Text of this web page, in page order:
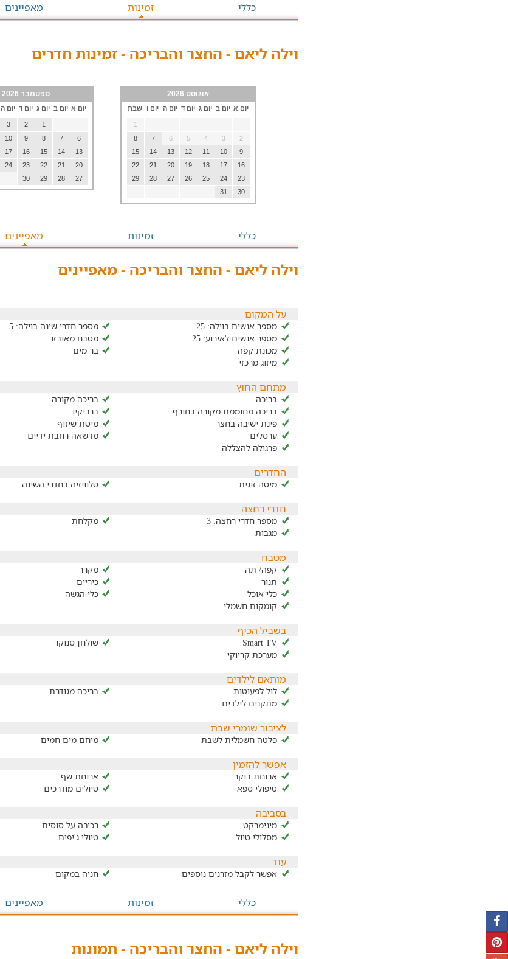
כללי זמינות מאפיינים
וילה ליאם - החצר והבריכה - זמינות חדרים
אוגוסט 2026
יום א יום ב יום ג יום ד יום ה יום ו שבת
1
2
3
4
5
6
7
8
9
10
11
12
13
14
15
16
17
18
19
20
21
22
23
24
25
26
27
28
29
30
31
ספטמבר 2026
יום א יום ב יום ג יום ד יום ה
1
2
3
6
7
8
9
10
13
14
15
16
17
20
21
22
23
24
27
28
29
30
כללי זמינות מאפיינים
וילה ליאם - החצר והבריכה - מאפיינים
על המקום
מספר אנשים בוילה: 25 מספר חדרי שינה בוילה: 5
מספר אנשים לאירוע: 25
מטבח מאובזר
מכונת קפה
בר מים
מיזוג מרכזי
מתחם החוץ
בריכה בריכה מקורה
בריכה מחוממת מקורה בחורף
ברביקיו
פינת ישיבה בחצר
מיטת שיזוף
ערסלים
מדשאה רחבת ידיים
פרגולה להצללה
החדרים
מיטה זוגית טלוויזיה בחדרי השינה
חדרי רחצה
מספר חדרי רחצה: 3 מקלחת
מגבות
מטבח
קפה/ תה מקרר
תנור
כיריים
כלי אוכל
כלי הגשה
קומקום חשמלי
בשביל הכיף
Smart TV שולחן סנוקר
מערכת קריוקי
מותאם לילדים
לול לפעוטות בריכה מגודרת
מתקנים לילדים
לציבור שומרי שבת
פלטה חשמלית לשבת מיחם מים חמים
אפשר להזמין
ארוחת בוקר ארוחת שף
טיפולי ספא
טיולים מודרכים
בסביבה
מינימרקט רכיבה על סוסים
מסלולי טיול
טיולי ג'יפים
עוד
אפשר לקבל מזרנים נוספים חניה במקום
כללי זמינות מאפיינים
וילה ליאם - החצר והבריכה - תמונות